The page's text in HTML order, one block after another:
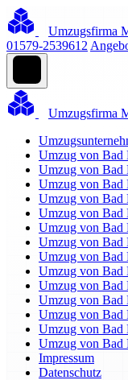
Umzugsfirma
01579-2539612
Umzugsfirma
Umzug von Bad
Umzug von Bad
Umzug von Bad
Umzug von Bad
Umzug von Bad
Umzug von Bad
Umzug von Bad
Umzug von Bad
Umzug von Bad
Umzug von Bad
Umzug von Bad
Umzug von Bad
Umzug von Bad
Umzug von Bad
Impressum
Datenschutz